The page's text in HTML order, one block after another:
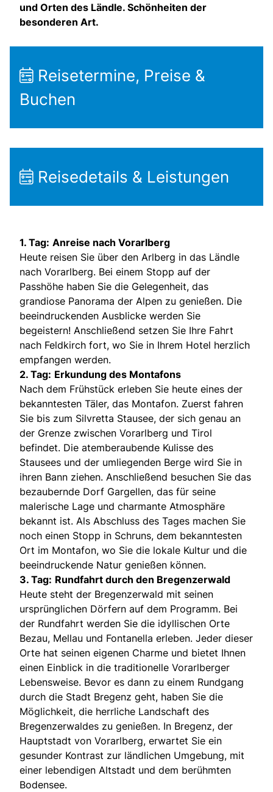
und Orten des Ländle. Schönheiten der
besonderen Art.
Reisetermine, Preise &
Buchen
Reisedetails & Leistungen
1. Tag: Anreise nach Vorarlberg
Heute reisen Sie über den Arlberg in das Ländle
nach Vorarlberg. Bei einem Stopp auf der
Passhöhe haben Sie die Gelegenheit, das
grandiose Panorama der Alpen zu genießen. Die
beeindruckenden Ausblicke werden Sie
begeistern! Anschließend setzen Sie Ihre Fahrt
nach Feldkirch fort, wo Sie in Ihrem Hotel herzlich
empfangen werden.
2. Tag: Erkundung des Montafons
Nach dem Frühstück erleben Sie heute eines der
bekanntesten Täler, das Montafon. Zuerst fahren
Sie bis zum Silvretta Stausee, der sich genau an
der Grenze zwischen Vorarlberg und Tirol
befindet. Die atemberaubende Kulisse des
Stausees und der umliegenden Berge wird Sie in
ihren Bann ziehen. Anschließend besuchen Sie das
bezaubernde Dorf Gargellen, das für seine
malerische Lage und charmante Atmosphäre
bekannt ist. Als Abschluss des Tages machen Sie
noch einen Stopp in Schruns, dem bekanntesten
Ort im Montafon, wo Sie die lokale Kultur und die
beeindruckende Natur genießen können.
3. Tag: Rundfahrt durch den Bregenzerwald
Heute steht der Bregenzerwald mit seinen
ursprünglichen Dörfern auf dem Programm. Bei
der Rundfahrt werden Sie die idyllischen Orte
Bezau, Mellau und Fontanella erleben. Jeder dieser
Orte hat seinen eigenen Charme und bietet Ihnen
einen Einblick in die traditionelle Vorarlberger
Lebensweise. Bevor es dann zu einem Rundgang
durch die Stadt Bregenz geht, haben Sie die
Möglichkeit, die herrliche Landschaft des
Bregenzerwaldes zu genießen. In Bregenz, der
Hauptstadt von Vorarlberg, erwartet Sie ein
gesunder Kontrast zur ländlichen Umgebung, mit
einer lebendigen Altstadt und dem berühmten
Bodensee.